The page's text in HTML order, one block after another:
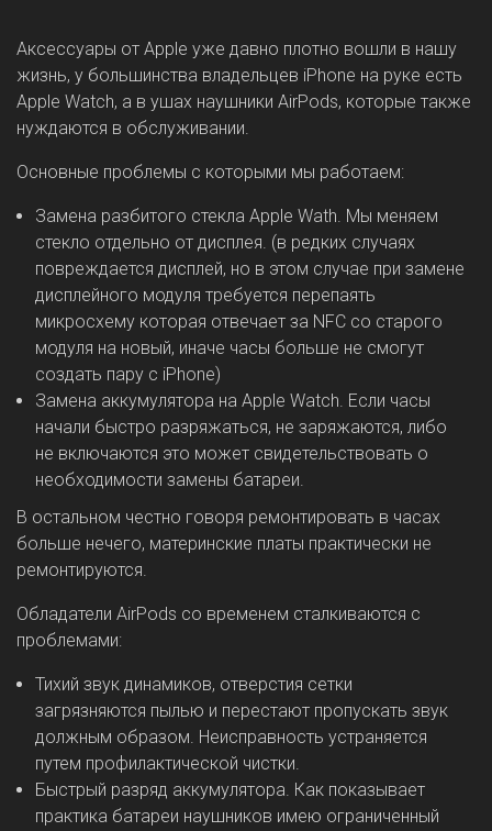
Аксессуары от Apple уже давно плотно вошли в нашу
жизнь, у большинства владельцев iPhone на руке есть
Apple Watch, а в ушах наушники AirPods, которые также
нуждаются в обслуживании.
Основные проблемы с которыми мы работаем:
Замена разбитого стекла Apple Wath. Мы меняем
стекло отдельно от дисплея. (в редких случаях
повреждается дисплей, но в этом случае при замене
дисплейного модуля требуется перепаять
микросхему которая отвечает за NFC со старого
модуля на новый, иначе часы больше не смогут
создать пару с iPhone)
Замена аккумулятора на Apple Watch. Если часы
начали быстро разряжаться, не заряжаются, либо
не включаются это может свидетельствовать о
необходимости замены батареи.
В остальном честно говоря ремонтировать в часах
больше нечего, материнские платы практически не
ремонтируются.
Обладатели AirPods со временем сталкиваются с
проблемами:
Тихий звук динамиков, отверстия сетки
загрязняются пылью и перестают пропускать звук
должным образом. Неисправность устраняется
путем профилактической чистки.
Быстрый разряд аккумулятора. Как показывает
практика батареи наушников имею ограниченный